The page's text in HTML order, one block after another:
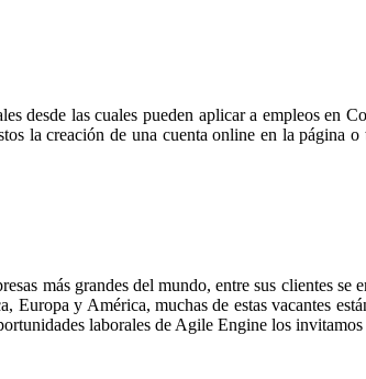
y muchas instituciones para las causas
daño que genera una problemática social o
para contratar personal.
desde las cuales pueden aplicar a empleos en
la creación de una cuenta online en la página
más grandes del mundo, entre sus clientes
y América, muchas de estas vacantes
laborales de Agile Engine los